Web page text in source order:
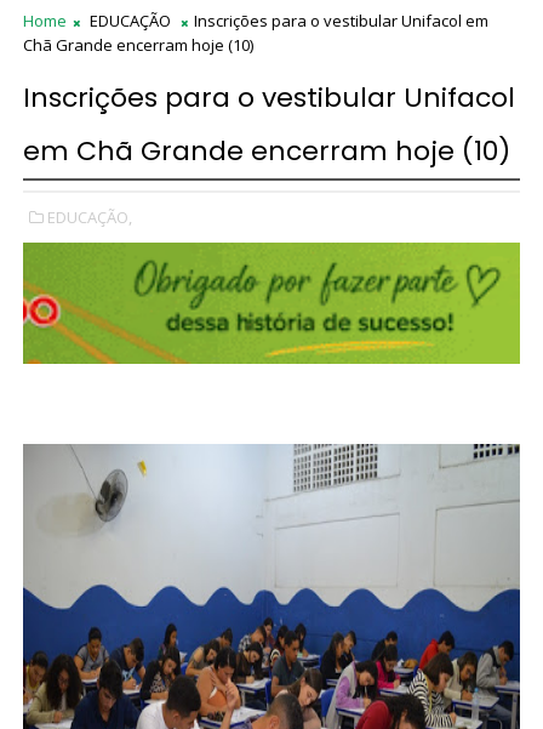
Home EDUCAÇÃO
Inscrições para o vestibular Unifacol em
Chã Grande encerram hoje (10)
Inscrições para o vestibular Unifacol
em Chã Grande encerram hoje (10)
EDUCAÇÃO,